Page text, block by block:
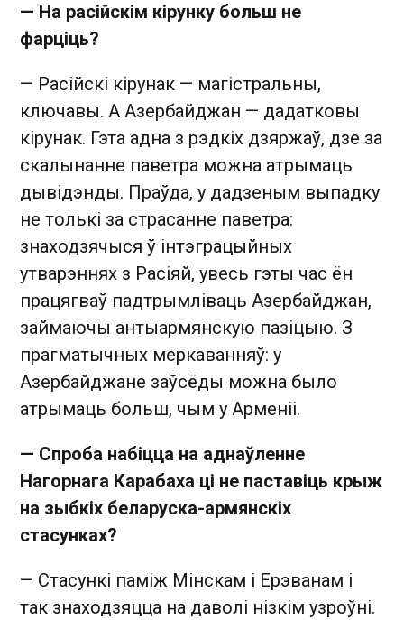
— На расійскім кірунку больш не
фарціць?
— Расійскі кірунак — магістральны,
ключавы. А Азербайджан — дадатковы
кірунак. Гэта адна з рэдкіх дзяржаў, дзе за
скалынанне паветра можна атрымаць
дывідэнды. Праўда, у дадзеным выпадку
не толькі за страсанне паветра:
знаходзячыся ў інтэграцыйных
утварэннях з Расіяй, увесь гэты час ён
працягваў падтрымліваць Азербайджан,
займаючы антыармянскую пазіцыю. З
прагматычных меркаванняў: у
Азербайджане заўсёды можна было
атрымаць больш, чым у Арменіі.
— Спроба набіцца на аднаўленне
Нагорнага Карабаха ці не паставіць крыж
на зыбкіх беларуска-армянскіх
стасунках?
— Стасункі паміж Мінскам і Ерэванам і
так знаходзяцца на даволі нізкім узроўні.